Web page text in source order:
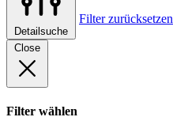
Detailsuche
Filter zurücksetzen
Close
Filter wählen